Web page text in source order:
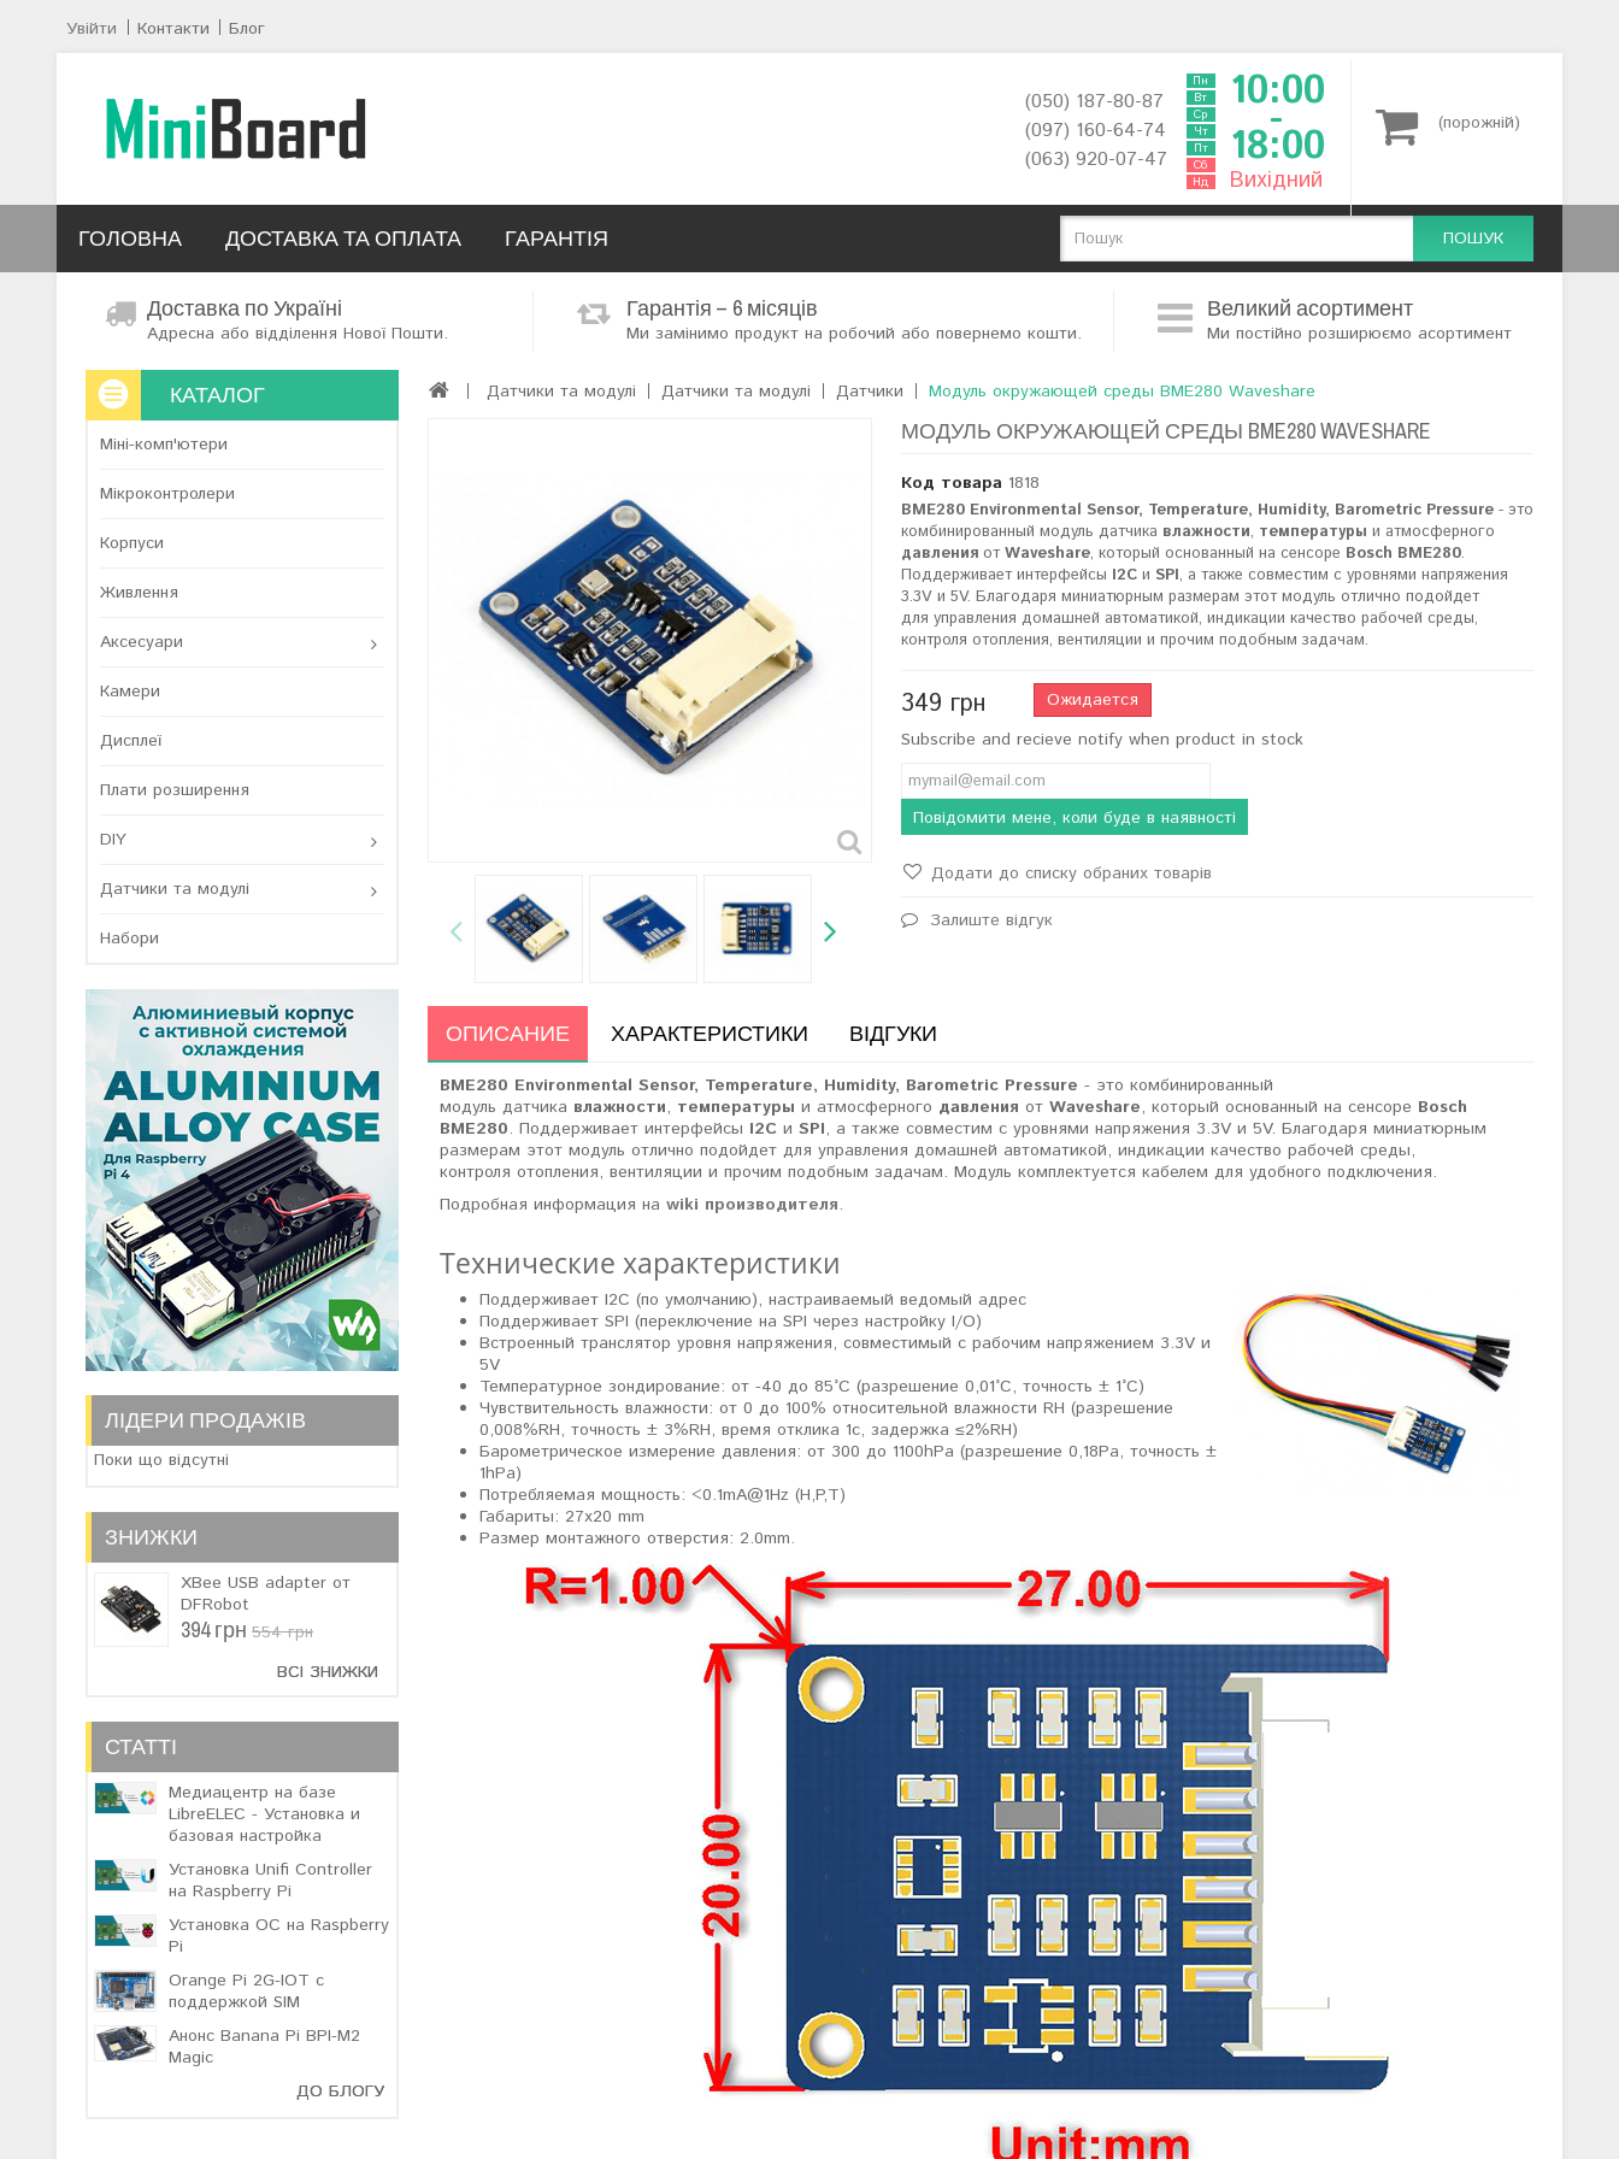
Увійти Контакти Блог
ПОШУК
(порожній)
ГОЛОВНА ДОСТАВКА ТА ОПЛАТА ГАРАНТІЯ
(050) 187-80-87
(097) 160-64-74
(063) 920-07-47
Пн
Вт
Ср
Чт
Пт
Сб
Нд
10:00
-
18:00
Вихідний
Доставка по Україні
Адресна або відділення Нової Пошти.
Гарантія – 6 місяців
Ми замінимо продукт на робочий або повернемо кошти.
Великий асортимент
Ми постійно розширюємо асортимент
КАТАЛОГ
Міні-комп'ютери
Мікроконтролери
Корпуси
Живлення
Аксесуари
Камери
Дисплеї
Плати розширення
DIY
Датчики та модулі
Набори
ЛІДЕРИ ПРОДАЖІВ
Поки що відсутні
ЗНИЖКИ
XBee USB adapter от
DFRobot
394 грн 554 грн
ВСІ ЗНИЖКИ
СТАТТІ
Медиацентр на базе
LibreELEC - Установка и
базовая настройка
Установка Unifi Controller
на Raspberry Pi
Установка ОС на Raspberry
Pi
Orange Pi 2G-IOT с
поддержкой SIM
Анонс Banana Pi BPI-M2
Magic
ДО БЛОГУ
Датчики та модулі Датчики та модулі Датчики Модуль окружающей среды BME280 Waveshare
МОДУЛЬ ОКРУЖАЮЩЕЙ СРЕДЫ BME280 WAVESHARE
Код товара 1818
BME280 Environmental Sensor, Temperature, Humidity, Barometric Pressure- это
комбинированный модуль датчика влажности, температуры и атмосферного
давленияотWaveshare, который основанный на сенсоре Bosch BME280.
Поддерживает интерфейсы I2Cи SPI, а также совместим с уровнями напряжения
3.3V и 5V. Благодаря миниатюрным размерам этот модуль отлично подойдет
для управления домашней автоматикой, индикации качество рабочей среды,
контроля отопления, вентиляции и прочим подобным задачам.
349 грн
Ожидается
Subscribe and recieve notify when product in stock
Повідомити мене, коли буде в наявності
Додати до списку обраних товарів
Залиште відгук
ОПИСАНИЕ ХАРАКТЕРИСТИКИ ВІДГУКИ
BME280 Environmental Sensor, Temperature, Humidity, Barometric Pressure - это комбинированный
модуль датчика влажности, температуры и атмосферного давления отWaveshare, который основанный на сенсоре Bosch
BME280. Поддерживает интерфейсы I2C иSPI, а также совместим с уровнями напряжения 3.3V и 5V. Благодаря миниатюрным
размерам этот модуль отлично подойдет для управления домашней автоматикой, индикации качество рабочей среды,
контроля отопления, вентиляции и прочим подобным задачам.Модуль комплектуется кабелем для удобного подключения.
Подробная информация наwiki производителя.
Технические характеристики
Поддерживает I2C (по умолчанию), настраиваемый ведомый адрес
Поддерживает SPI (переключение на SPI через настройку I/O)
Встроенный транслятор уровня напряжения, совместимый с рабочим напряжением 3.3V и
5V
Температурное зондирование: от -40 до 85°C (разрешение 0,01°C, точность ± 1°C)
Чувствительность влажности: от 0 до 100% относительной влажности RH (разрешение
0,008%RH, точность ± 3%RH, время отклика 1с, задержка ≤2%RH)
Барометрическое измерение давления: от 300 до 1100hPa (разрешение 0,18Pa, точность ±
1hPa)
Потребляемая мощность: <0.1mA@1Hz (H,P,T)
Габариты: 27x20 mm
Размер монтажного отверстия: 2.0mm.